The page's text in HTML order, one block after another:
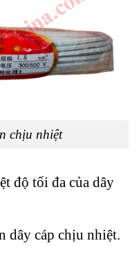
chịu nhiệt
độ tối đa của dây
dây cáp chịu nhiệt.